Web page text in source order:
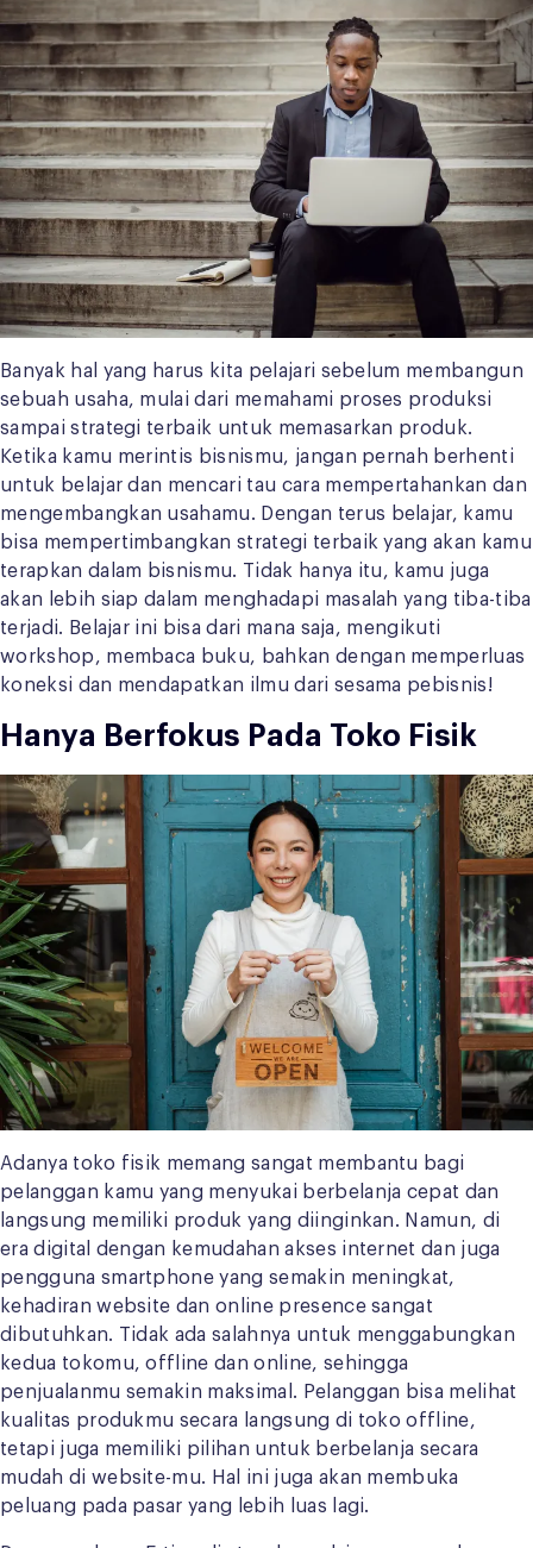
Banyak hal yang harus kita pelajari sebelum membangun
sebuah usaha, mulai dari memahami proses produksi
sampai strategi terbaik untuk memasarkan produk.
Ketika kamu merintis bisnismu, jangan pernah berhenti
untuk belajar dan mencari tau cara mempertahankan dan
mengembangkan usahamu. Dengan terus belajar, kamu
bisa mempertimbangkan strategi terbaik yang akan kamu
terapkan dalam bisnismu. Tidak hanya itu, kamu juga
akan lebih siap dalam menghadapi masalah yang tiba-tiba
terjadi. Belajar ini bisa dari mana saja, mengikuti
workshop, membaca buku, bahkan dengan memperluas
koneksi dan mendapatkan ilmu dari sesama pebisnis!
Hanya Berfokus Pada Toko Fisik
Adanya toko fisik memang sangat membantu bagi
pelanggan kamu yang menyukai berbelanja cepat dan
langsung memiliki produk yang diinginkan. Namun, di
era digital dengan kemudahan akses internet dan juga
pengguna smartphone yang semakin meningkat,
kehadiran website dan online presence sangat
dibutuhkan. Tidak ada salahnya untuk menggabungkan
kedua tokomu, offline dan online, sehingga
penjualanmu semakin maksimal. Pelanggan bisa melihat
kualitas produkmu secara langsung di toko offline,
tetapi juga memiliki pilihan untuk berbelanja secara
mudah di website-mu. Hal ini juga akan membuka
peluang pada pasar yang lebih luas lagi.